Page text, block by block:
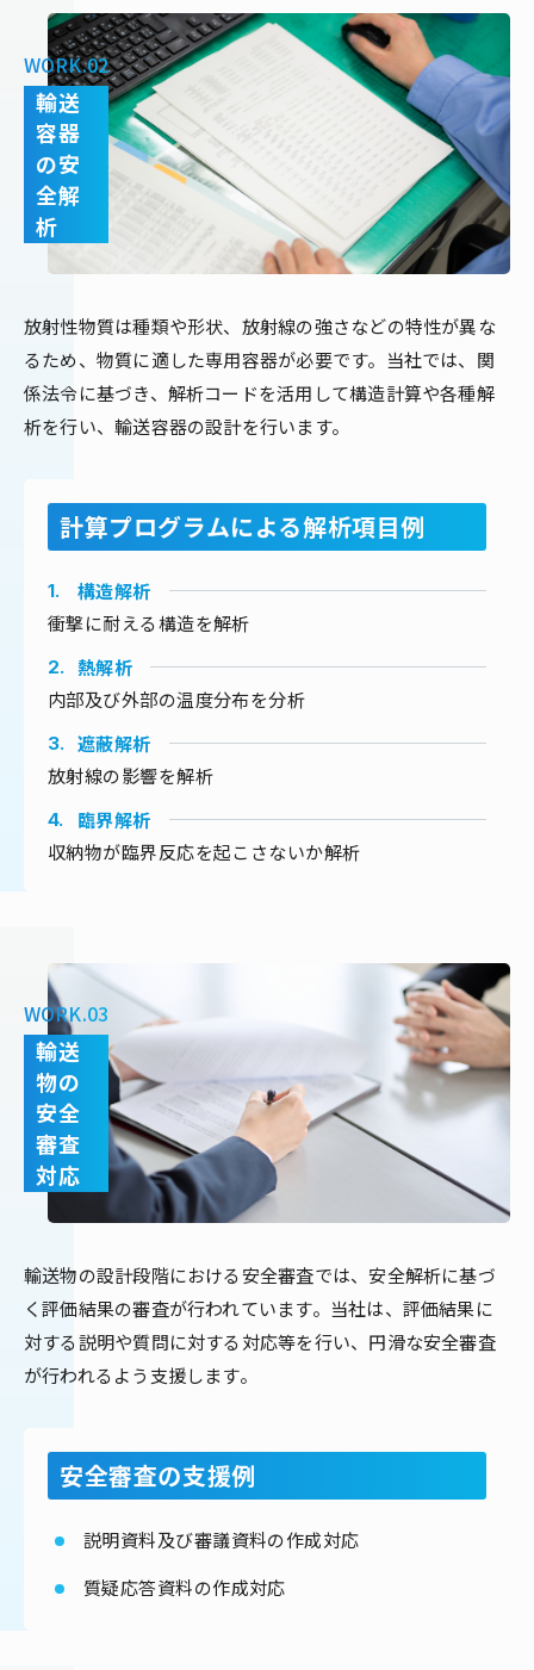
WORK.02
輸送
容器
の安
全解
析
放射性物質は種類や形状、放射線の強さなどの特性が異な
るため、物質に適した専用容器が必要です。当社では、関
係法令に基づき、解析コードを活用して構造計算や各種解
析を行い、輸送容器の設計を行います。
計算プログラムによる解析項目例
1.
構造解析
衝撃に耐える構造を解析
2. 熱解析
内部及び外部の温度分布を分析
3. 遮蔽解析
放射線の影響を解析
4.
臨界解析
収納物が臨界反応を起こさないか解析
WORK.03
輸送
物の
安全
審査
対応
輸送物の設計段階における安全審査では、安全解析に基づ
く評価結果の審査が行われています。当社は、評価結果に
対する説明や質問に対する対応等を行い、円滑な安全審査
が行われるよう支援します。
安全審査の支援例
説明資料及び審議資料の作成対応
質疑応答資料の作成対応